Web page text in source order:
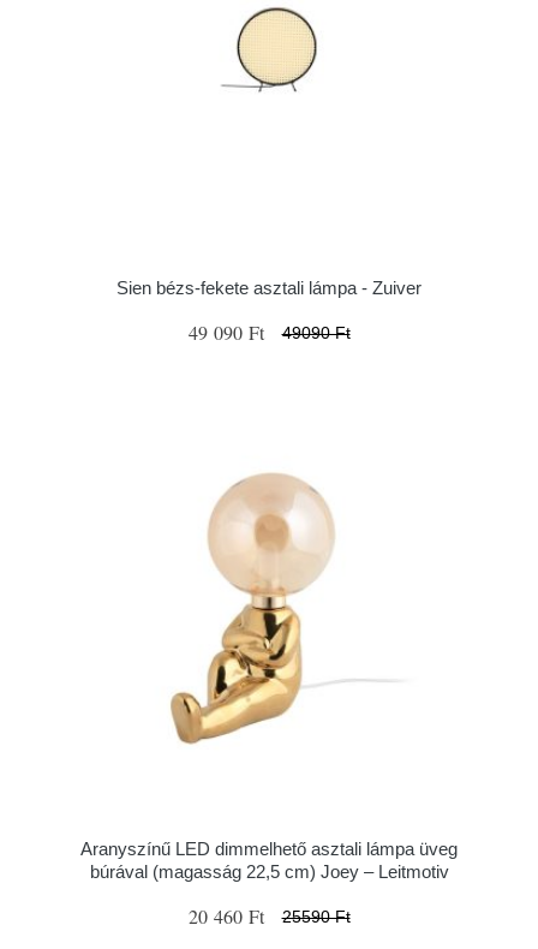
Sien bézs-fekete asztali lámpa - Zuiver
49 090 Ft 49090 Ft
Aranyszínű LED dimmelhető asztali lámpa üveg
búrával (magasság 22,5 cm) Joey – Leitmotiv
20 460 Ft 25590 Ft